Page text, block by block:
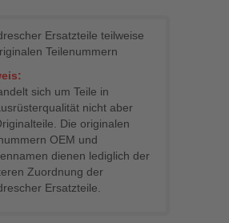
Ersatzteile teilweise
Teilenummern
sich um Teile in
nicht aber
Die originalen
OEM und
dienen lediglich der
Zuordnung der
Ersatzteile.